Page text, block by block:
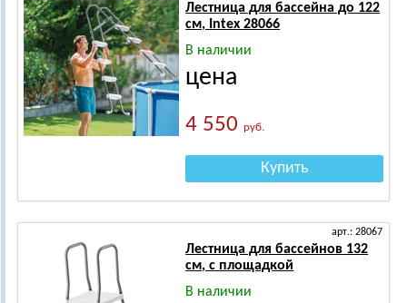
Лестница для бассейна до 122
см, Intex 28066
В наличии
цена
4 550руб.
Купить
арт.: 28067
Лестница для бассейнов 132
см, с площадкой
В наличии